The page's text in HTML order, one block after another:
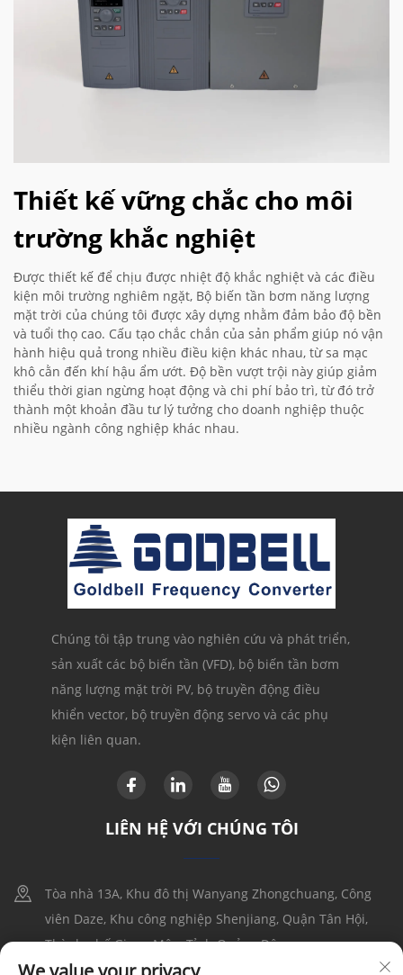
Thiết kế vững chắc cho môi
trường khắc nghiệt
Được thiết kế để chịu được nhiệt độ khắc nghiệt và các điều
kiện môi trường nghiêm ngặt, Bộ biến tần bơm năng lượng
mặt trời của chúng tôi được xây dựng nhằm đảm bảo độ bền
và tuổi thọ cao. Cấu tạo chắc chắn của sản phẩm giúp nó vận
hành hiệu quả trong nhiều điều kiện khác nhau, từ sa mạc
khô cằn đến khí hậu ẩm ướt. Độ bền vượt trội này giúp giảm
thiểu thời gian ngừng hoạt động và chi phí bảo trì, từ đó trở
thành một khoản đầu tư lý tưởng cho doanh nghiệp thuộc
nhiều ngành công nghiệp khác nhau.
Chúng tôi tập trung vào nghiên cứu và phát triển,
sản xuất các bộ biến tần (VFD), bộ biến tần bơm
năng lượng mặt trời PV, bộ truyền động điều
khiển vector, bộ truyền động servo và các phụ
kiện liên quan.
LIÊN HỆ VỚI CHÚNG TÔI
Tòa nhà 13A, Khu đô thị Wanyang Zhongchuang, Công
viên Daze, Khu công nghiệp Shenjiang, Quận Tân Hội,
Thành phố Giang Môn, Tỉnh Quảng Đông